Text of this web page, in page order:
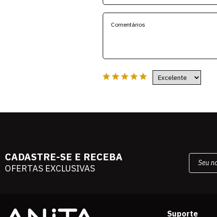
CADASTRE-SE E RECEBA
OFERTAS EXCLUSIVAS
Suporte